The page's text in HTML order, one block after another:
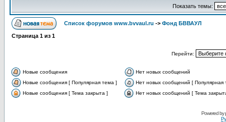
Показать темы:
Список форумов www.bvvaul.ru -> Фонд БВВАУЛ
Страница 1 из 1
Перейти:
Новые сообщения
Нет новых сообщений
Новые сообщения [ Популярная тема ]
Нет новых сообщений [ Популярная
Новые сообщения [ Тема закрыта ]
Нет новых сообщений [ Тема
Powered by